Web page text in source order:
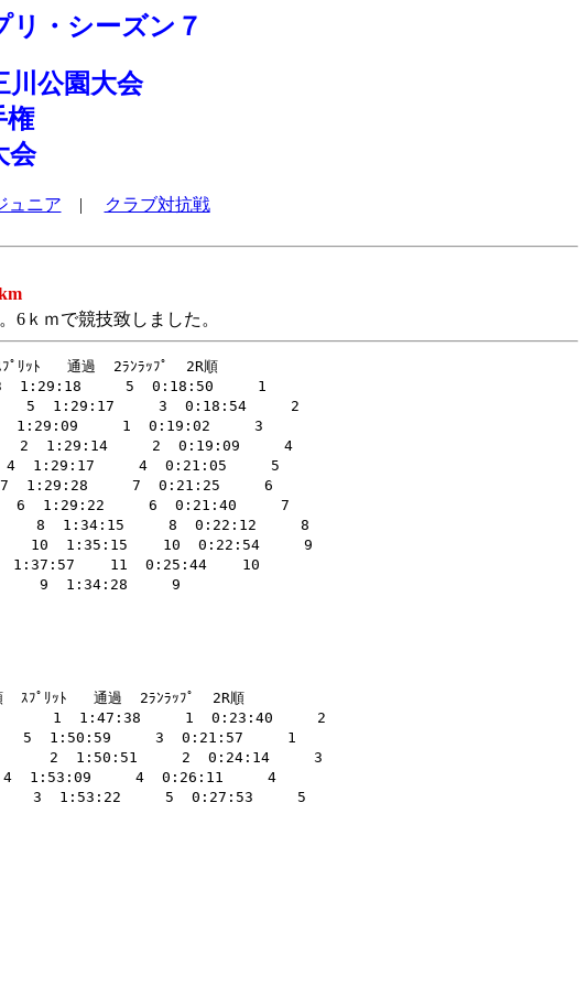
・シーズン７
公園大会
権
会
ュニア | クラブ対抗戦
6ｋｍで競技致しました。
ﾄ   通過  2ﾗﾝﾗｯﾌﾟ  2R順
1:29:18     5  0:18:50     1
5  1:29:17     3  0:18:54     2
1:29:09     1  0:19:02     3
2  1:29:14     2  0:19:09     4
4  1:29:17     4  0:21:05     5
7  1:29:28     7  0:21:25     6
6  1:29:22     6  0:21:40     7
8  1:34:15     8  0:22:12     8
10  1:35:15    10  0:22:54     9
1:37:57    11  0:25:44    10
1:00:20      9  1:34:28     9
0:33:18     8
0:35:54    15
0:34:28    13
ﾟﾘｯﾄ   通過  2ﾗﾝﾗｯﾌﾟ  2R順
1  1:47:38     1  0:23:40     2
5  1:50:59     3  0:21:57     1
2  1:50:51     2  0:24:14     3
4  1:53:09     4  0:26:11     4
3  1:53:22     5  0:27:53     5